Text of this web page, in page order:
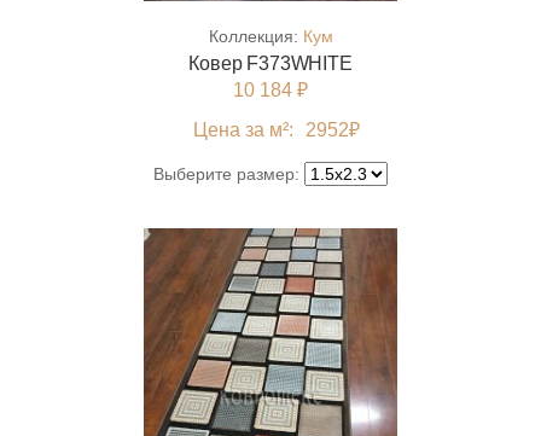
Коллекция: Кум
Ковер F373WHITE
10 184 ₽
Цена за м²:
2952₽
Выберите размер: